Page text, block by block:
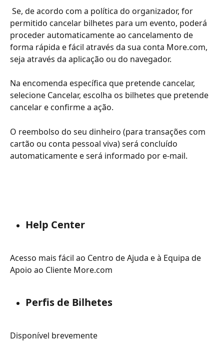
permitido cancelar bilhetes para um evento, poderá
proceder automaticamente ao cancelamento de
forma rápida e fácil através da sua conta More.com,
seja através da aplicação ou do navegador.
Na encomenda específica que pretende cancelar,
selecione Cancelar, escolha os bilhetes que pretende
cancelar e confirme a ação.
O reembolso do seu dinheiro (para transações com
cartão ou conta pessoal viva) será concluído
automaticamente e será informado por e-mail.
Help Center
Acesso mais fácil ao Centro de Ajuda e à Equipa de
Apoio ao Cliente More.com
Perfis de Bilhetes
Disponível brevemente